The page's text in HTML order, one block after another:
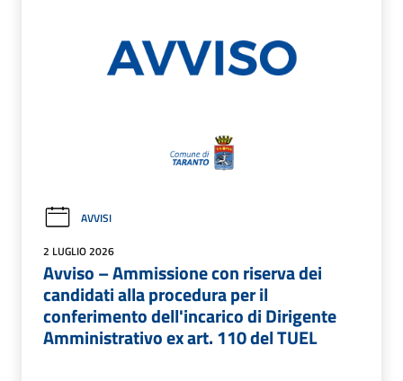
AVVISI
2 LUGLIO 2026
Avviso – Ammissione con riserva dei
candidati alla procedura per il
conferimento dell'incarico di Dirigente
Amministrativo ex art. 110 del TUEL